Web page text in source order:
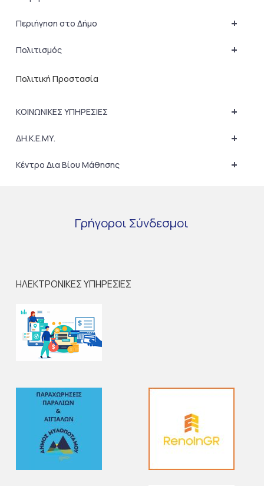
+
Περιήγηση στο Δήμο
+
Πολιτισμός
Πολιτική Προστασία
+
ΚΟΙΝΩΝΙΚΕΣ ΥΠΗΡΕΣΙΕΣ
+
ΔΗ.Κ.Ε.ΜΥ.
+
Κέντρο Δια Βίου Μάθησης
Γρήγοροι Σύνδεσμοι
ΗΛΕΚΤΡΟΝΙΚΕΣ ΥΠΗΡΕΣΙΕΣ